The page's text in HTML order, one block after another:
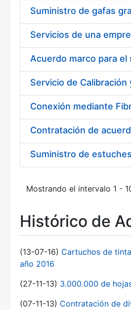
Mostrar/Ocultar
Acuerdo marco para
Suministro de
Mostrando el intervalo 1 -
Histórico de
(13-07-16) Cartuchos de
año 2016
(27-11-13) 3.000.000 de
(07-11-13) Contratación de